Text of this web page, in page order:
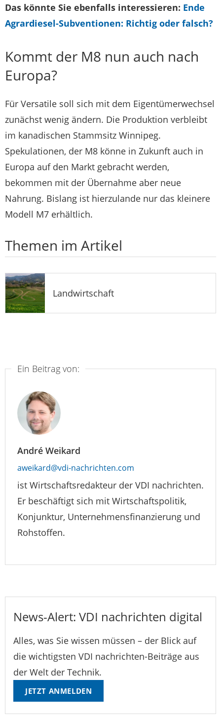
Das könnte Sie ebenfalls interessieren: Ende
Agrardiesel-Subventionen: Richtig oder falsch?
Kommt der M8 nun auch nach
Europa?
Für Versatile soll sich mit dem Eigentümerwechsel
zunächst wenig ändern. Die Produktion verbleibt
im kanadischen Stammsitz Winnipeg.
Spekulationen, der M8 könne in Zukunft auch in
Europa auf den Markt gebracht werden,
bekommen mit der Übernahme aber neue
Nahrung. Bislang ist hierzulande nur das kleinere
Modell M7 erhältlich.
Themen im Artikel
Landwirtschaft
Ein Beitrag von:
André Weikard
aweikard@vdi-nachrichten.com
ist Wirtschaftsredakteur der VDI nachrichten.
Er beschäftigt sich mit Wirtschaftspolitik,
Konjunktur, Unternehmensfinanzierung und
Rohstoffen.
News-Alert: VDI nachrichten digital
Alles, was Sie wissen müssen – der Blick auf
die wichtigsten VDI nachrichten-Beiträge aus
der Welt der Technik.
JETZT ANMELDEN